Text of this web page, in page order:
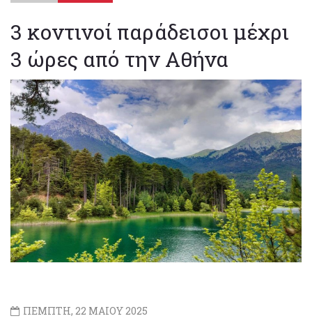
3 κοντινοί παράδεισοι μέχρι
3 ώρες από την Αθήνα
ΠΕΜΠΤΗ, 22 ΜΑΙΟΥ 2025